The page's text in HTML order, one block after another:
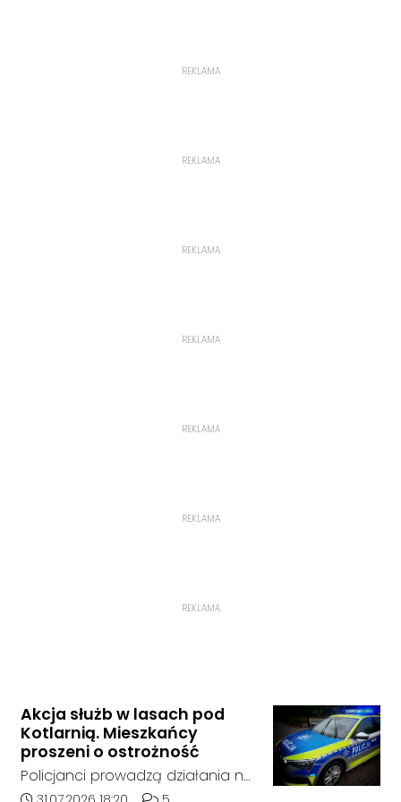
REKLAMA
REKLAMA
REKLAMA
REKLAMA
REKLAMA
REKLAMA
REKLAMA
Akcja służb w lasach pod
Kotlarnią. Mieszkańcy
proszeni o ostrożność
Policjanci prowadzą działania na
terenie kompleksów leśnych w
Data dodania artykułu:Liczba komentarzy artykułu: